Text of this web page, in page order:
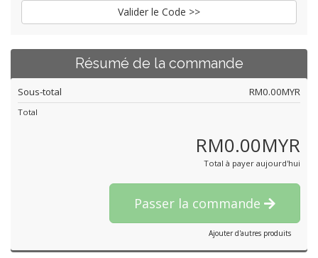
Valider le Code >>
Résumé de la commande
Sous-total RM0.00MYR
Total
RM0.00MYR
Total à payer aujourd'hui
Passer la commande
Ajouter d'autres produits